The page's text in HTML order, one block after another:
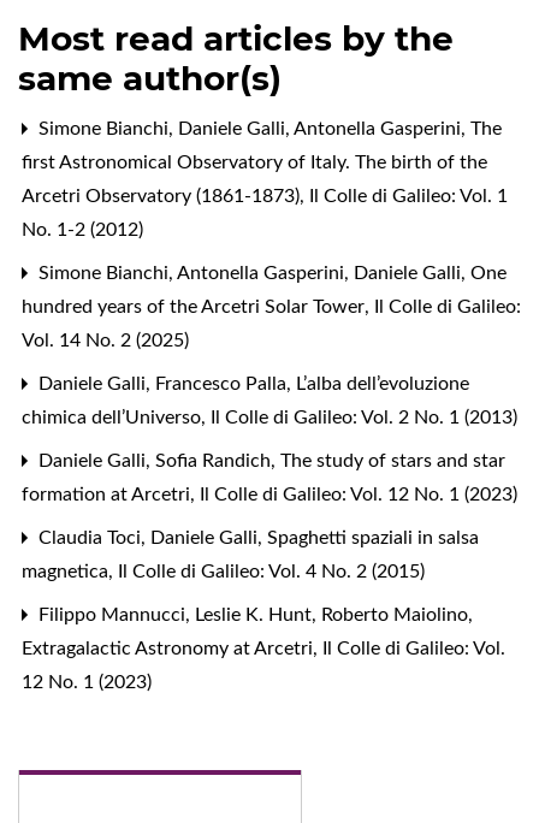
Most read articles by the
same author(s)
Simone Bianchi, Daniele Galli, Antonella Gasperini, The
first Astronomical Observatory of Italy. The birth of the
Arcetri Observatory (1861-1873),
Il Colle di Galileo: Vol. 1
No. 1-2 (2012)
Simone Bianchi, Antonella Gasperini, Daniele Galli, One
hundred years of the Arcetri Solar Tower,
Il Colle di Galileo:
Vol. 14 No. 2 (2025)
Daniele Galli, Francesco Palla, L’alba dell’evoluzione
chimica dell’Universo, Il Colle di Galileo: Vol. 2 No. 1 (2013)
Daniele Galli, Sofia Randich, The study of stars and star
formation at Arcetri, Il Colle di Galileo: Vol. 12 No. 1 (2023)
Claudia Toci, Daniele Galli, Spaghetti spaziali in salsa
magnetica, Il Colle di Galileo: Vol. 4 No. 2 (2015)
Filippo Mannucci, Leslie K. Hunt, Roberto Maiolino,
Extragalactic Astronomy at Arcetri,
Il Colle di Galileo: Vol.
12 No. 1 (2023)